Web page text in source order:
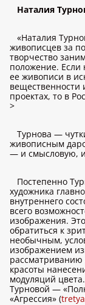
Наталия
«Наталия
живописцев за
творчество
положение. Если
ее живописи в
вещественности
проектах, то в
>
Турнова —
живописным
— и смысловую,
Постепенно
художника
внутреннего
всего
изображения.
обратиться к
необычным,
изображением
красоты
модуляций
Турновой —
«Агрессия» (